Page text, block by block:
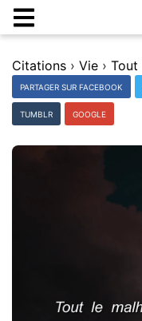
Citations › Vie ›
PARTAGER SUR FACEBOOK
TUMBLR GOOGLE